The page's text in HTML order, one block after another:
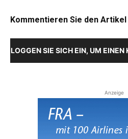
Kommentieren Sie den Artikel
LOGGEN SIE SICH EIN, UM
Anzeige